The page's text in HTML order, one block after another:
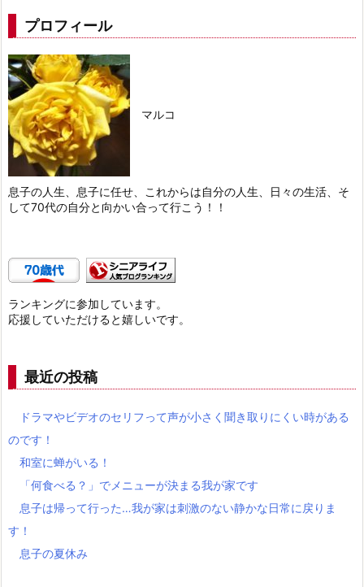
プロフィール
マルコ
息子の人生、息子に任せ、これからは自分の人生、日々の生活、そ
して70代の自分と向かい合って行こう！！
ランキングに参加しています。
応援していただけると嬉しいです。
最近の投稿
ドラマやビデオのセリフって声が小さく聞き取りにくい時がある
のです！
和室に蝉がいる！
「何食べる？」でメニューが決まる我が家です
息子は帰って行った…我が家は刺激のない静かな日常に戻りま
す！
息子の夏休み